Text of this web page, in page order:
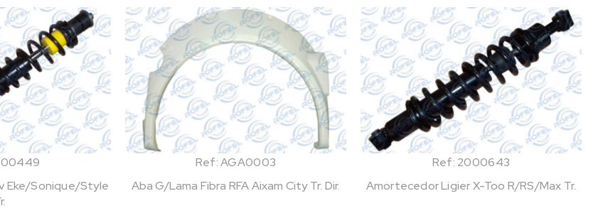
Eke/Sonique/Style
Ref: AGA0003
Aba G/Lama Fibra RFA Aixam City Tr. Dir.
Ref: 2000643
Amortecedor Ligier X-Too R/RS/Max Tr.